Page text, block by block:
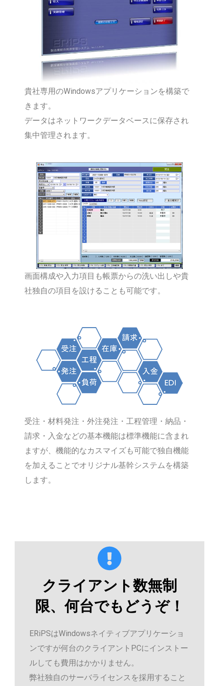
貴社専用のWindowsアプリケーションを構築で
きます。
データはネットワークデータベースに保存され
集中管理されます。
画面構成や入力項目も帳票からの洗い出しや貴
社独自の項目を設けることも可能です。
受注・材料発注・外注発注・工程管理・納品・
請求・入金などの基本機能は標準機能に含まれ
ますが、機能的なカスマイズも可能で独自機能
を加えることでオリジナル基幹システムを構築
します。
クライアント数無制
限、何台でもどうぞ！
ERiPSはWindowsネイティブアプリケーショ
ンですが何台のクライアントPCにインストー
ルしても費用はかかりません。
弊社独自のサーバライセンスを採用すること